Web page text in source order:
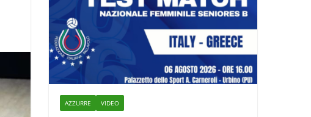
AZZURRE VIDEO